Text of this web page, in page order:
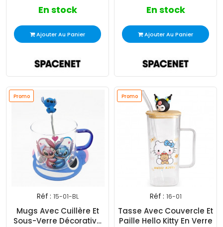
En stock
Ajouter Au Panier
En stock
Ajouter Au Panier
Promo
Réf : 15-01-BL
Mugs Avec Cuillère Et
Sous-Verre Décorative
Promo
Réf : 16-01
Tasse Avec Couvercle Et
Paille Hello Kitty En Verre